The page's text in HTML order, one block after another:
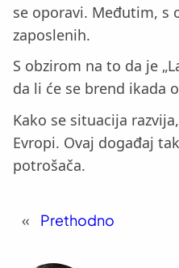
se oporavi. Međutim, s
zaposlenih.
S obzirom na to da je
da li će se brend ikada
Kako se situacija
Evropi. Ovaj događaj
potrošača.
« Prethodno